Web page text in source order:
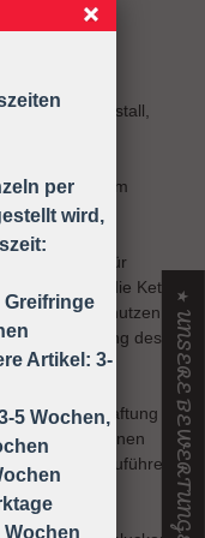
befestigen!
in einem Laufstall,
Schnuller zum
Spielzeug für
daher ist die Kette
zu benutzen!
zur Befestigung des
dass keine Haftung
die auf einen
zurück zuführen
★ UNSERE BEWERTUNGEN
per
wird,
Artikel: 3-
5 Wochen,
Wochen